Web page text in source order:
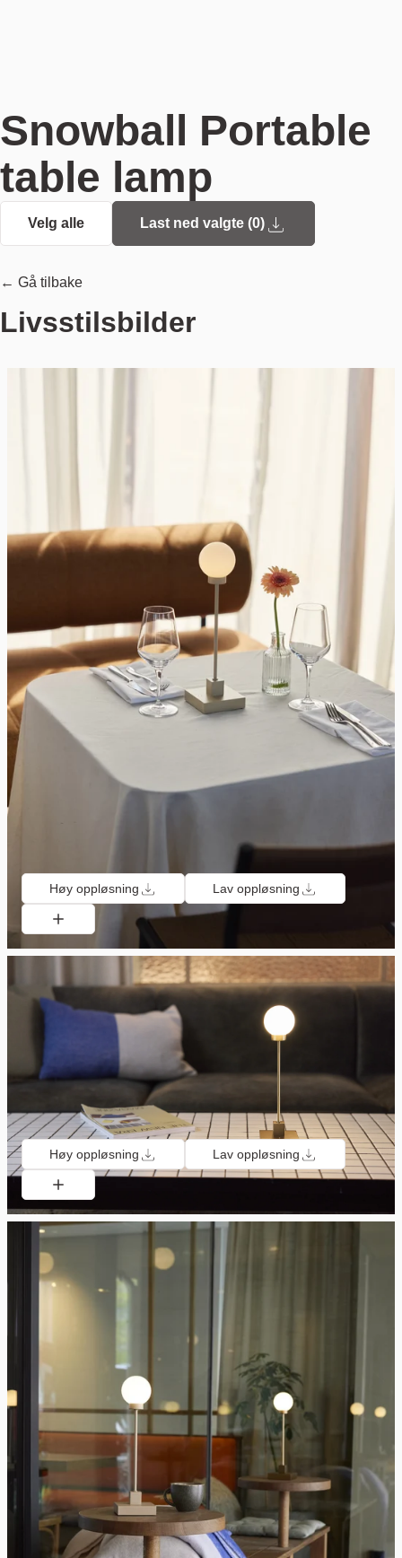
Snowball Portable
table lamp
Velg alle Last ned valgte (0)
← Gå tilbake
Livsstilsbilder
Høy oppløsning Lav oppløsning
Høy oppløsning Lav oppløsning